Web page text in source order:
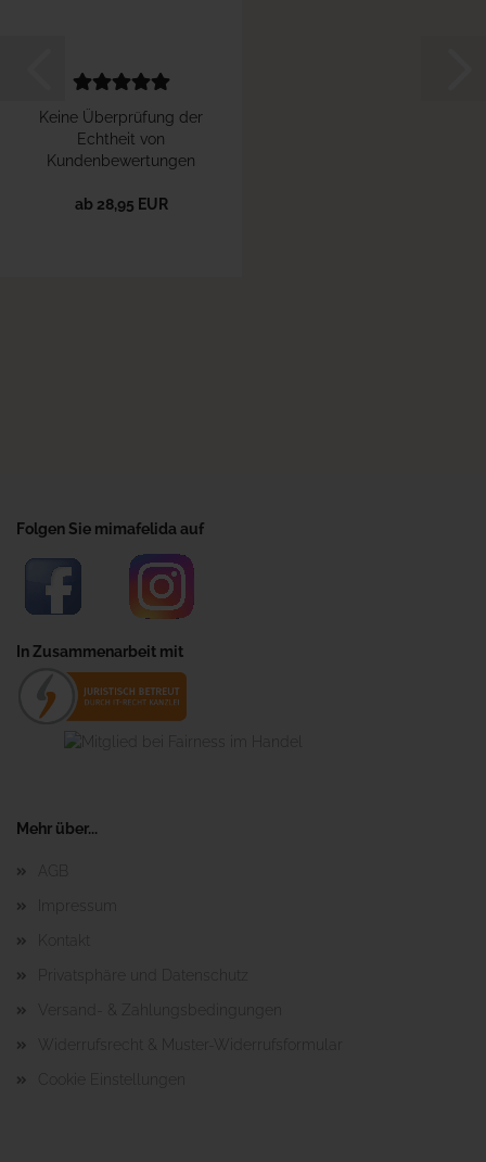
Keine Überprüfung der
Echtheit von
Kundenbewertungen
ab 28,95 EUR
Folgen Sie mimafelida auf
In Zusammenarbeit mit
Mehr über...
Impressum
Kontakt
Privatsphäre und Datenschutz
Versand- & Zahlungsbedingungen
Widerrufsrecht & Muster-Widerrufsformular
Cookie Einstellungen